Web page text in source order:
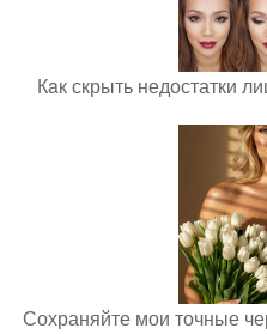
Кaк скрыть недостатки
Сохраняйте мои точные